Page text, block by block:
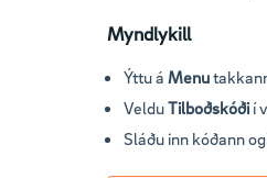
Myndlykill
‍‍Ýttu á Menu
VelduTilboðskóðií
Sláðu inn kóðann